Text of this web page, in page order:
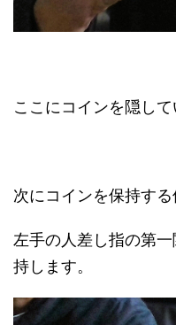
ここにコインを隠して
次にコインを保持する
左手の人差し指の第
持します。